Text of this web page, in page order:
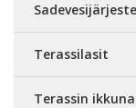
Terassilasit
Terassin